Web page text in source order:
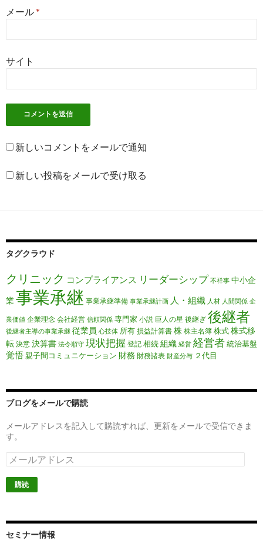
メール*
サイト
新しいコメントをメールで通知
新しい投稿をメールで受け取る
タグクラウド
クリニック コンプライアンス リーダーシップ 不祥事 中小企
業事業承継 事業承継準備 事業承継計画 人・組織 人材 人間関係 企
業価値 企業理念 会社経営 信頼関係 専門家 小説 巨人の星 後継ぎ 後継者
後継者主導の事業承継 従業員 心技体 所有 損益計算書 株 株主名簿 株式株式移
転 決意 決算書 法令順守 現状把握 登記 相続組織 経営 経営者統治基盤
覚悟親子間コミュニケーション 財務 財務諸表 財産分与 ２代目
ブログをメールで購読
メールアドレスを記入して購読すれば、更新をメールで受信できま
す。
メ
ー
ル
ア
ス
セミナー情報